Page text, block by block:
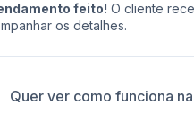
feito! O cliente
os detalhes.
Quer ver como funciona